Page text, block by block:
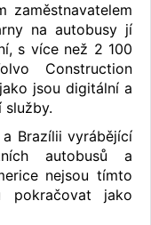
zaměstnavatelem
na autobusy jí
s více než 2 100
Construction
jsou digitální a
služby.
Brazílii vyrábějící
autobusů a
nejsou tímto
pokračovat jako